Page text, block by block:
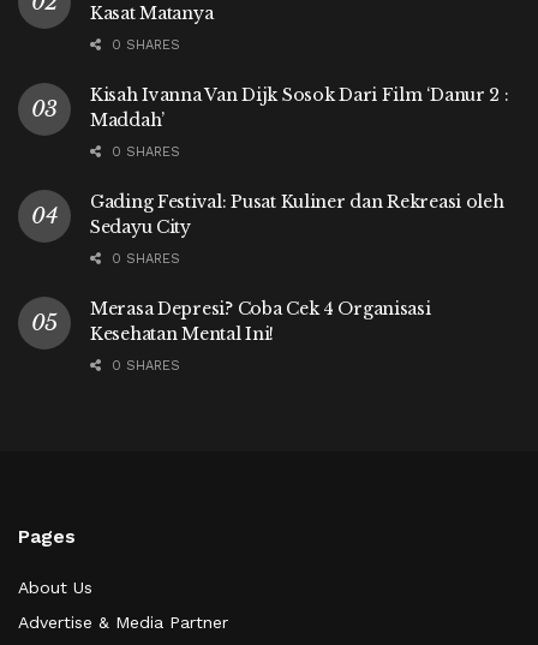
Kasat Matanya
0 SHARES
Kisah Ivanna Van Dijk Sosok Dari Film ‘Danur 2 :
Maddah’
0 SHARES
Gading Festival: Pusat Kuliner dan Rekreasi oleh
Sedayu City
0 SHARES
Merasa Depresi? Coba Cek 4 Organisasi
Kesehatan Mental Ini!
0 SHARES
Pages
About Us
Advertise & Media Partner